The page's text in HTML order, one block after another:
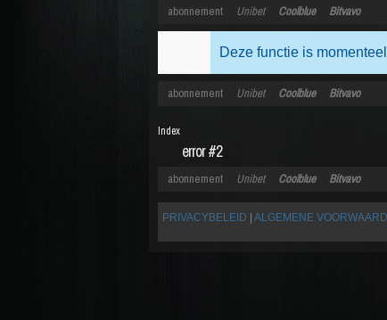
abonnement Unibet Coolblue Bitvavo
Deze functie is
abonnement Unibet Coolblue Bitvavo
error #2
Index
abonnement Unibet Coolblue Bitvavo
PRIVACYBELEID ALGEMENE